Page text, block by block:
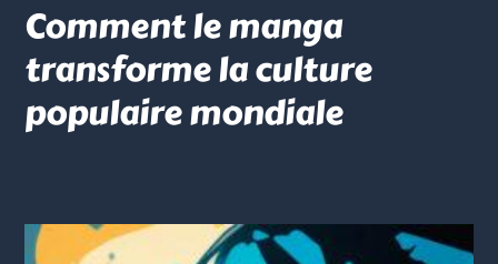
Comment le manga
transforme la culture
populaire mondiale